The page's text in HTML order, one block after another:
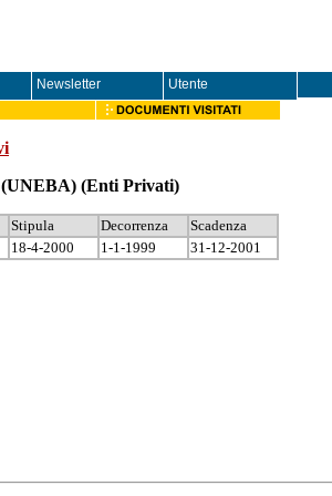
Newsletter Utente
(UNEBA) (Enti Privati)
Stipula Decorrenza
Scadenza
18-4-2000
1-1-1999 31-12-2001